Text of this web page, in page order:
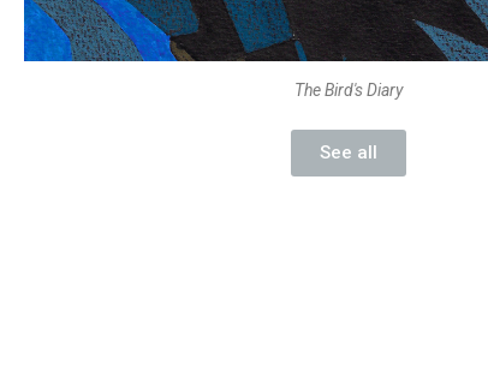
The Bird's Diary
See all